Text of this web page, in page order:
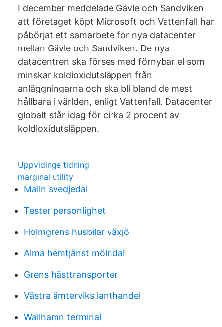
I december meddelade Gävle och Sandviken
att företaget köpt Microsoft och Vattenfall har
påbörjat ett samarbete för nya datacenter
mellan Gävle och Sandviken. De nya
datacentren ska förses med förnybar el som
minskar koldioxidutsläppen från
anläggningarna och ska bli bland de mest
hållbara i världen, enligt Vattenfall. Datacenter
globalt står idag för cirka 2 procent av
koldioxidutsläppen.
Uppvidinge tidning
marginal utility
Malin svedjedal
Tester personlighet
Holmgrens husbilar växjö
Alma hemtjänst mölndal
Grens hästtransporter
Västra ämterviks lanthandel
Wallhamn terminal